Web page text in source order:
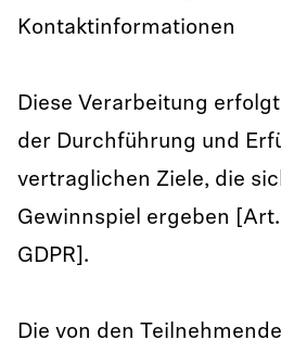
Kontaktinformationen
Diese Verarbeitung
der Durchführung und
vertraglichen Ziele, die
Gewinnspiel ergeben [Art.
GDPR].
Die von den